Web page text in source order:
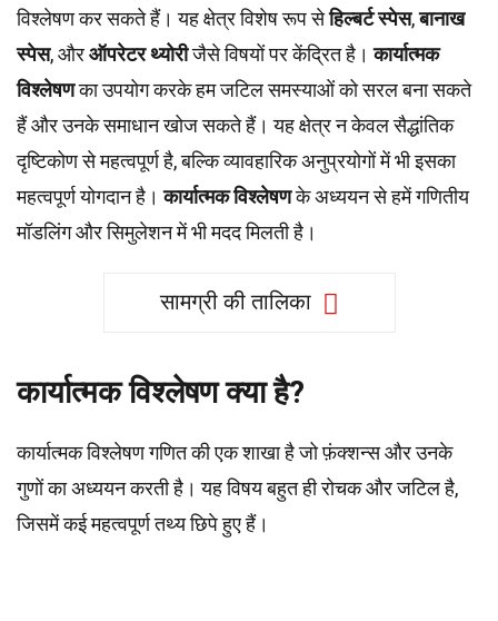
विश्लेषण कर सकते हैं। यह क्षेत्र विशेष रूप सेहिल्बर्ट स्पेस,बानाख
स्पेस, औरऑपरेटर थ्योरीजैसे विषयों पर केंद्रित है।कार्यात्मक
विश्लेषणका उपयोग करके हम जटिल समस्याओं को सरल बना सकते
हैं और उनके समाधान खोज सकते हैं। यह क्षेत्र न केवल सैद्धांतिक
दृष्टिकोण से महत्वपूर्ण है, बल्कि व्यावहारिक अनुप्रयोगों में भी इसका
महत्वपूर्ण योगदान है।कार्यात्मक विश्लेषणके अध्ययन से हमें गणितीय
मॉडलिंग और सिमुलेशन में भी मदद मिलती है।
सामग्री की तालिका
कार्यात्मक विश्लेषण क्या है?
कार्यात्मक विश्लेषण गणित की एक शाखा है जो फ़ंक्शन्स और उनके
गुणों का अध्ययन करती है। यह विषय बहुत ही रोचक और जटिल है,
जिसमें कई महत्वपूर्ण तथ्य छिपे हुए हैं।